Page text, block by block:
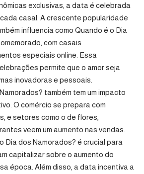
exclusivas, a data é celebrada
casal. A crescente popularidade
influencia como Quando é o Dia
com casais
especiais online. Essa
permite que o amor seja
inovadoras e pessoais.
também tem um impacto
O comércio se prepara com
e setores como o de flores,
veem um aumento nas vendas.
Dia dos Namorados? é crucial para
capitalizar sobre o aumento do
época. Além disso, a data incentiva a